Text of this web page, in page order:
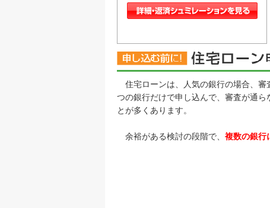
住宅ローンは、人気の銀行の場合、審
つの銀行だけで申し込んで、審査が通
とが多くあります。
余裕がある検討の段階で、 複数の銀行